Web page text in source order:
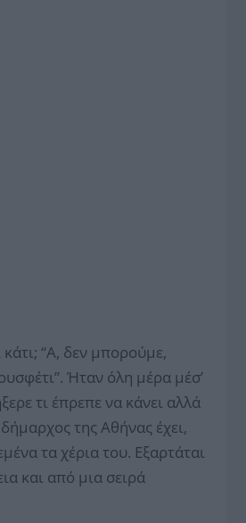
‘‘Α, δεν μπορούμε,
Ήταν όλη μέρα μέσ’
τι έπρεπε να κάνει αλλά
της Αθήνας έχει,
τα χέρια του. Εξαρτάται
και από μια σειρά